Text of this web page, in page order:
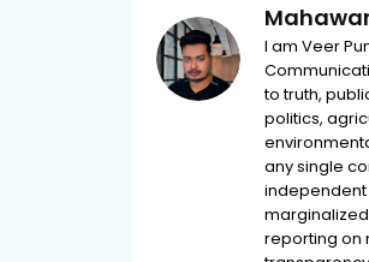
I am Veer
to truth,
politics,
any single
independent
reporting on